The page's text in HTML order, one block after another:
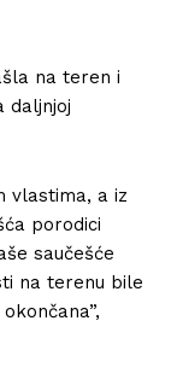
na teren i
daljnjoj
vlastima, a iz
porodici
saučešće
na terenu bile